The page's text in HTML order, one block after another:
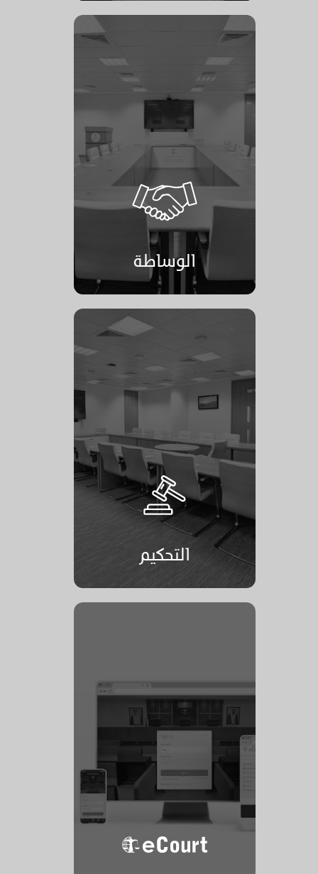
الوساطة
الوساطة
التحكيم
التحكيم
المحكمة